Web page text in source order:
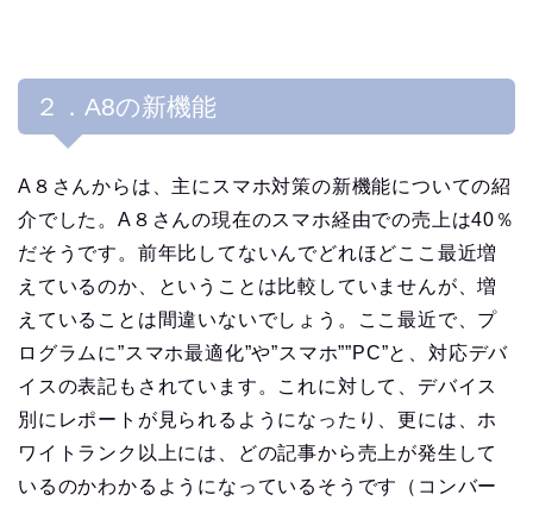
２．A8の新機能
A８さんからは、主にスマホ対策の新機能についての紹
介でした。A８さんの現在のスマホ経由での売上は40％
だそうです。前年比してないんでどれほどここ最近増
えているのか、ということは比較していませんが、増
えていることは間違いないでしょう。ここ最近で、プ
ログラムに”スマホ最適化”や”スマホ””PC”と、対応デバ
イスの表記もされています。これに対して、デバイス
別にレポートが見られるようになったり、更には、ホ
ワイトランク以上には、どの記事から売上が発生して
いるのかわかるようになっているそうです（コンバー